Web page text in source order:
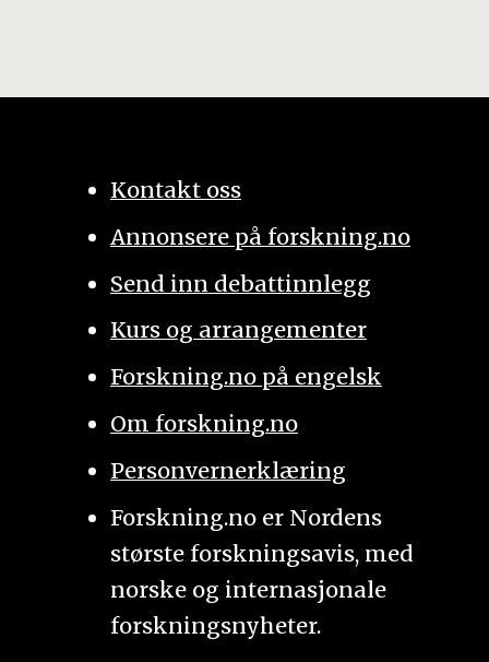
Kontakt oss
Annonsere på forskning.no
Send inn debattinnlegg
Kurs og arrangementer
Forskning.no på engelsk
Om forskning.no
Personvernerklæring
Forskning.no er Nordens
største forskningsavis, med
norske og internasjonale
forskningsnyheter.